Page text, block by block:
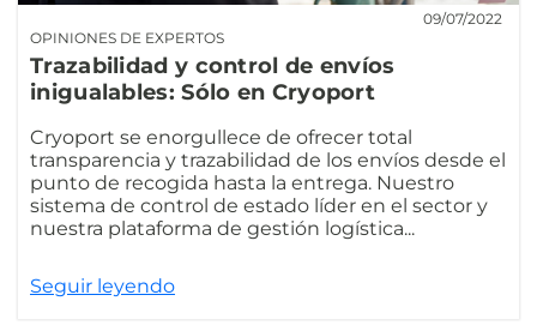
OPINIONES DE EXPERTOS
09/07/2022
Trazabilidad y control de envíos
inigualables: Sólo en Cryoport
Cryoport se enorgullece de ofrecer total
transparencia y trazabilidad de los envíos desde el
punto de recogida hasta la entrega. Nuestro
sistema de control de estado líder en el sector y
nuestra plataforma de gestión logística...
Seguir leyendo